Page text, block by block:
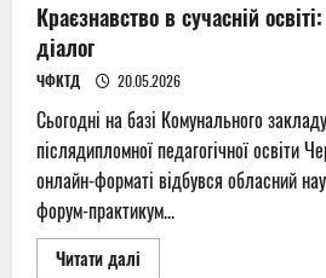
Краєзнавство в сучасній
діалог
ЧФКТД 20.05.2026
Сьогодні на базі Комунального
післядипломної педагогічної освіти
онлайн-форматі відбувся обласний
форум-практикум...
Читати далі